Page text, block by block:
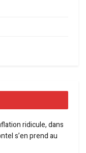
ridicule, dans
s’en prend au